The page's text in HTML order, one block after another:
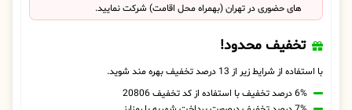
های حضوری در تهران (بهمراه محل اقامت) شرکت نمایید.
تخفیف محدود!
با استفاده از شرایط زیر از 13 درصد تخفیف بهره مند شوید.
6% درصد تخفیف با استفاده از کد تخفیف 20806